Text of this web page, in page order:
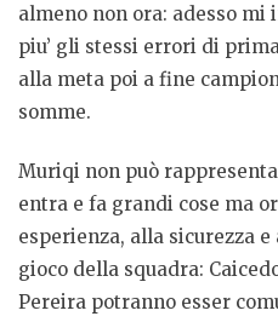
almeno non ora: adesso
piu’ gli stessi errori di
alla meta poi a fine
somme.
Muriqi non può
entra e fa grandi cose ma
esperienza, alla sicurezza
gioco della squadra:
Pereira potranno esser